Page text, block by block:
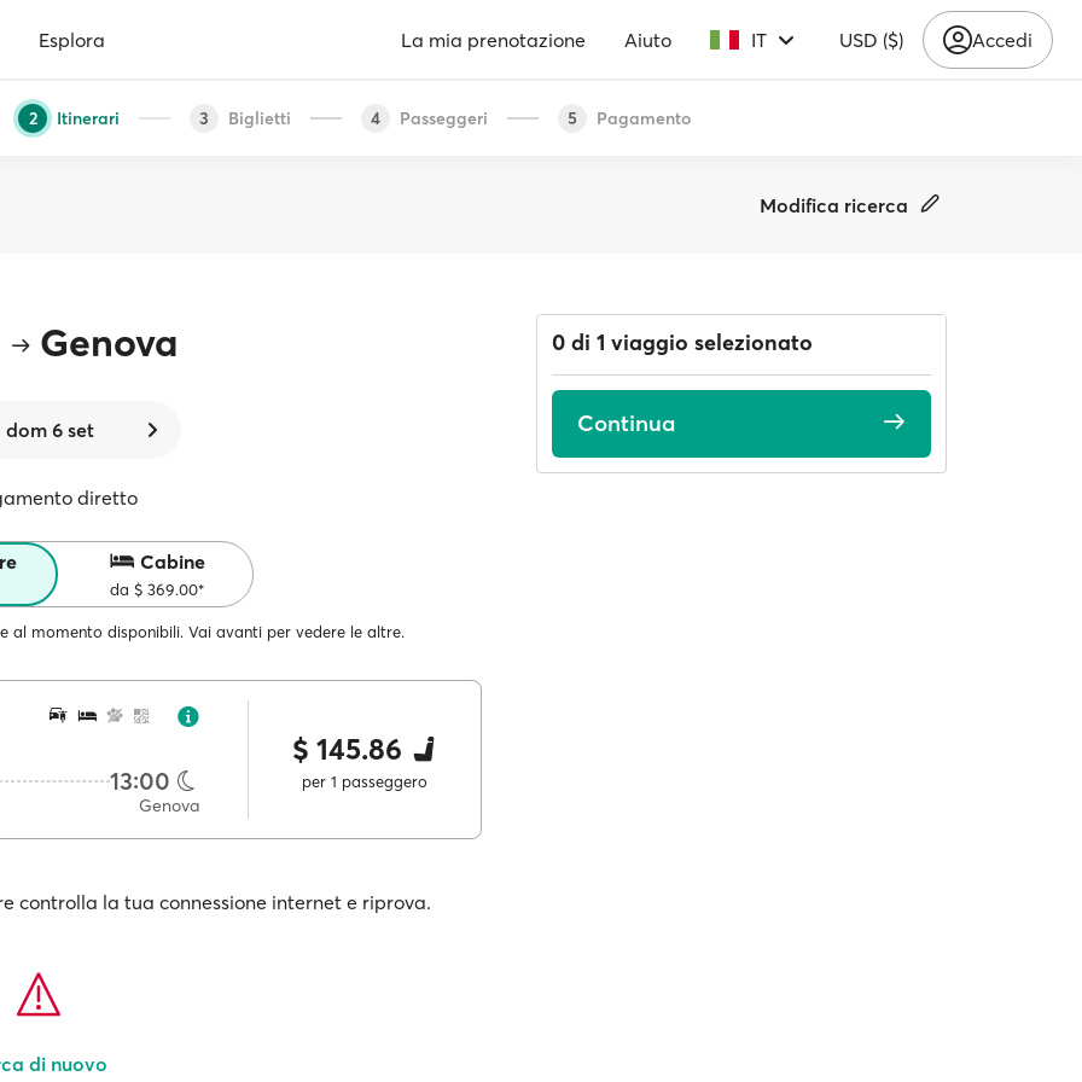
Esplora La mia prenotazione Aiuto IT USD ($) Accedi
2 Itinerari 3 Biglietti 4 Passeggeri 5 Pagamento
Modifica ricerca
Genova
dom 6 set
diretto
Cabine
da $ 369.00*
al momento disponibili. Vai avanti per vedere le altre.
13:00
Genova
$ 145.86
per 1 passeggero
controlla la tua connessione internet e riprova.
di nuovo
0 di 1 viaggio selezionato
Continua